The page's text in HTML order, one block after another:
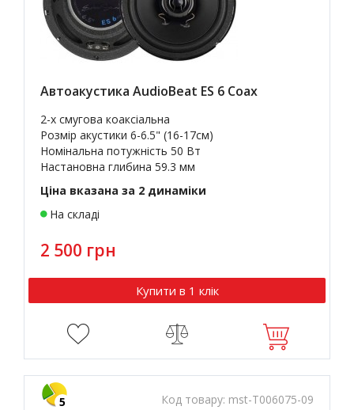
Автоакустика AudioBeat ES 6 Coax
2-х смугова коаксіальна
Розмір акустики 6-6.5" (16-17см)
Номінальна потужність 50 Вт
Настановна глибина 59.3 мм
Ціна вказана за 2 динаміки
На складі
2 500 грн
Купити в 1 клік
Код товару: mst-T006075-09
5